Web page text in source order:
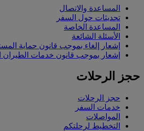
المساعدة والاتصال
تحديثات حول السفر
المساعدة الخاصة
الأسئلة الشائعة
إشعار إلغاء بموجب قانون حماية
إشعار بموجب قانون خدمات الطيران
حجز الرحلات
حجز الرحلات
خدمات السفر
المواصلات
التخطيط لرحلتكم